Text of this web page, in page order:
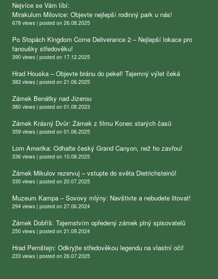
Nejvíce se Vám líbí:
Mirakulum Milovice: Objevte nejlepší rodinný park u nás!
678 views | posted on 26.08.2025
Po Stopách Kingdom Come Deliverance 2 – Nejlepší lokace pro
fanoušky středověku!
390 views | posted on 17.12.2025
Hrad Houska – Objevte bránu do pekel! Tajemný výlet čeká
383 views | posted on 21.06.2025
Zámek Benátky nad Jizerou
380 views | posted on 01.08.2023
Zámek Krásný Dvůr: Zámek z filmu Konec starých časů
359 views | posted on 01.06.2025
Lom Amerika: Odhalte český Grand Canyon, než ho zavřou!
336 views | posted on 10.08.2025
Zámek Mikulov rezervuj – vstupte do světa Dietrichsteinů!
330 views | posted on 20.07.2025
Muzeum Kampa – Sovovy mlýny: Navštivte a nebudete litovat!
294 views | posted on 27.06.2024
Zámek Dobříš: Tajemstvím opředený zámek plný spisovatelů
250 views | posted on 21.09.2024
Hrad Pernštejn: Odkryjte středověkou legendu na vlastní oči!
233 views | posted on 26.07.2025